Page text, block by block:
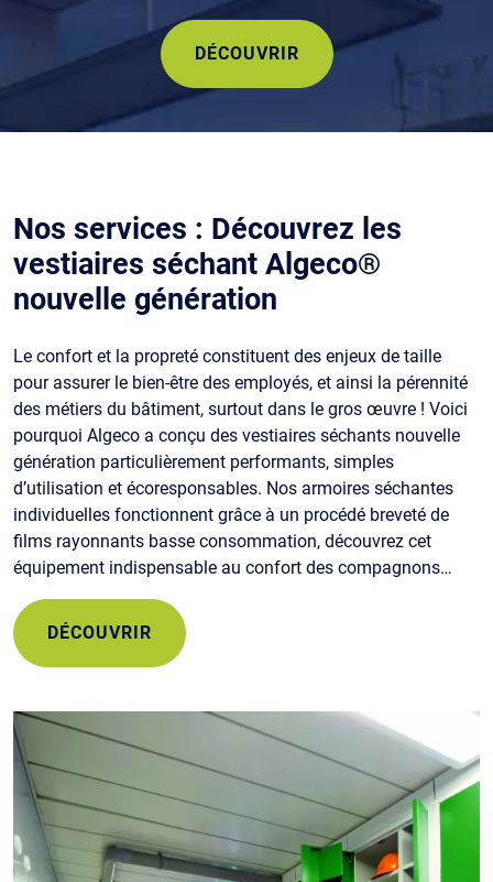
DÉCOUVRIR
Nos services : Découvrez les
vestiaires séchant Algeco®
nouvelle génération
Le confort et la propreté constituent des enjeux de taille
pour assurer le bien-être des employés, et ainsi la pérennité
des métiers du bâtiment, surtout dans le gros œuvre ! Voici
pourquoi Algeco a conçu des vestiaires séchants nouvelle
génération particulièrement performants, simples
d’utilisation et écoresponsables. Nos armoires séchantes
individuelles fonctionnent grâce à un procédé breveté de
films rayonnants basse consommation, découvrez cet
équipement indispensable au confort des compagnons…
DÉCOUVRIR